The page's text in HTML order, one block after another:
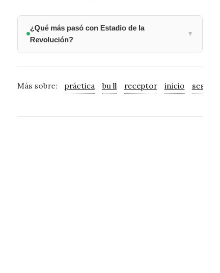
¿Qué más pasó con Estadio de la
Revolución?
▼
Más sobre: práctica bu ll receptor inicio sesión